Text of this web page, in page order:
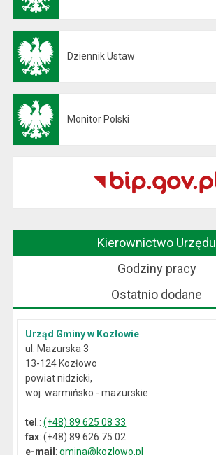
Dziennik Ustaw
Monitor Polski
Kierownictwo Urzędu
Godziny pracy
Ostatnio dodane
Urząd Gminy w Kozłowie
ul. Mazurska 3
13-124 Kozłowo
powiat nidzicki,
woj. warmińsko - mazurskie
tel .:(+48) 89 625 08 33
fax: (+48) 89 626 75 02
e-mail:gmina@kozlowo.pl